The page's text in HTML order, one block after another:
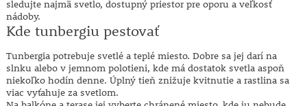
sledujte najmä svetlo, dostupný priestor pre oporu a veľkosť
nádoby.
Kde tunbergiu pestovať
Tunbergia potrebuje svetlé a teplé miesto. Dobre sa jej darí na
slnku alebo v jemnom polotieni, kde má dostatok svetla aspoň
niekoľko hodín denne. Úplný tieň znižuje kvitnutie a rastlina sa
viac vyťahuje za svetlom.